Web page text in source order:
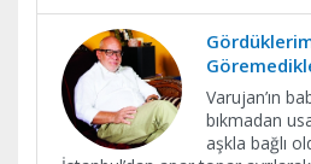
Varujan’ın
bıkmadan
aşkla bağlı